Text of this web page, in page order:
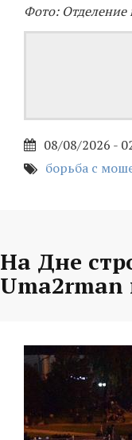
Фото: Отделение
08/08/2026 -
борьба с
На Дне